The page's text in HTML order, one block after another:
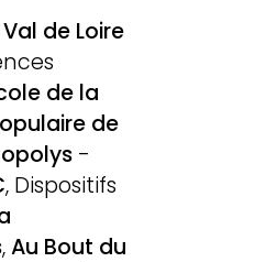
de Loire
de la
de
-
, Dispositifs
,Au Bout du